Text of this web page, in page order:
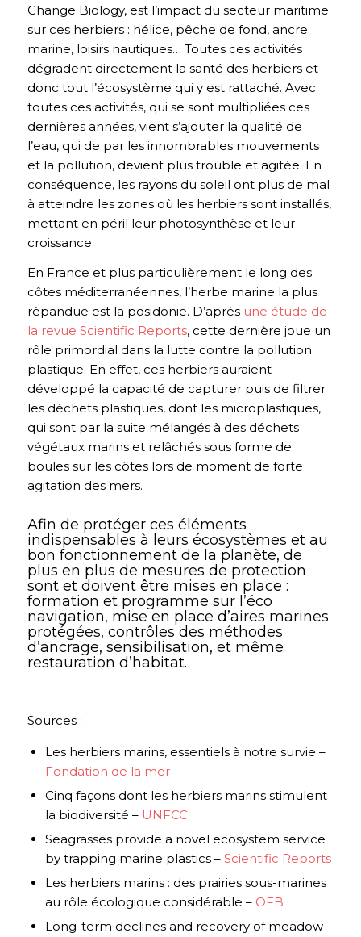
Change Biology, est l’impact du secteur maritime
sur ces herbiers : hélice, pêche de fond, ancre
marine, loisirs nautiques… Toutes ces activités
dégradent directement la santé des herbiers et
donc tout l’écosystème qui y est rattaché. Avec
toutes ces activités, qui se sont multipliées ces
dernières années, vient s’ajouter la qualité de
l’eau, qui de par les innombrables mouvements
et la pollution, devient plus trouble et agitée. En
conséquence, les rayons du soleil ont plus de mal
à atteindre les zones où les herbiers sont installés,
mettant en péril leur photosynthèse et leur
croissance.
En France et plus particulièrement le long des
côtes méditerranéennes, l’herbe marine la plus
répandue est la posidonie. D’après une étude de
la revue Scientific Reports, cette dernière joue un
rôle primordial dans la lutte contre la pollution
plastique. En effet, ces herbiers auraient
développé la capacité de capturer puis de filtrer
les déchets plastiques, dont les microplastiques,
qui sont par la suite mélangés à des déchets
végétaux marins et relâchés sous forme de
boules sur les côtes lors de moment de forte
agitation des mers.
Afin de protéger ces éléments
indispensables à leurs écosystèmes et au
bon fonctionnement de la planète, de
plus en plus de mesures de protection
sont et doivent être mises en place :
formation et programme sur l’éco
navigation, mise en place d’aires marines
protégées, contrôles des méthodes
d’ancrage, sensibilisation, et même
restauration d’habitat.
Sources :
Les herbiers marins, essentiels à notre survie –
Fondation de la mer
Cinq façons dont les herbiers marins stimulent
la biodiversité – UNFCC
Seagrasses provide a novel ecosystem service
by trapping marine plastics – Scientific Reports
Les herbiers marins : des prairies sous-marines
au rôle écologique considérable – OFB
Long-term declines and recovery of meadow